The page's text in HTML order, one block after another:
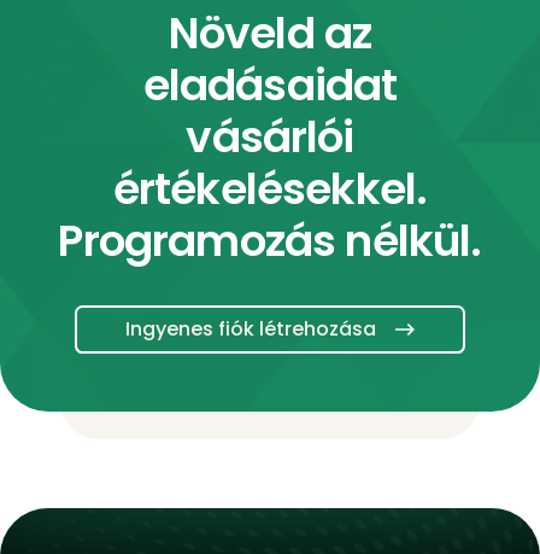
Növeld az
eladásaidat
vásárlói
értékelésekkel.
Programozás nélkül.
Ingyenes fiók létrehozása